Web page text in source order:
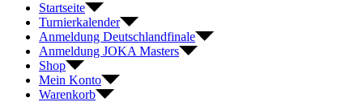
Startseite
Turnierkalender
Anmeldung Deutschlandfinale
Anmeldung JOKA Masters
Shop
Mein Konto
Warenkorb